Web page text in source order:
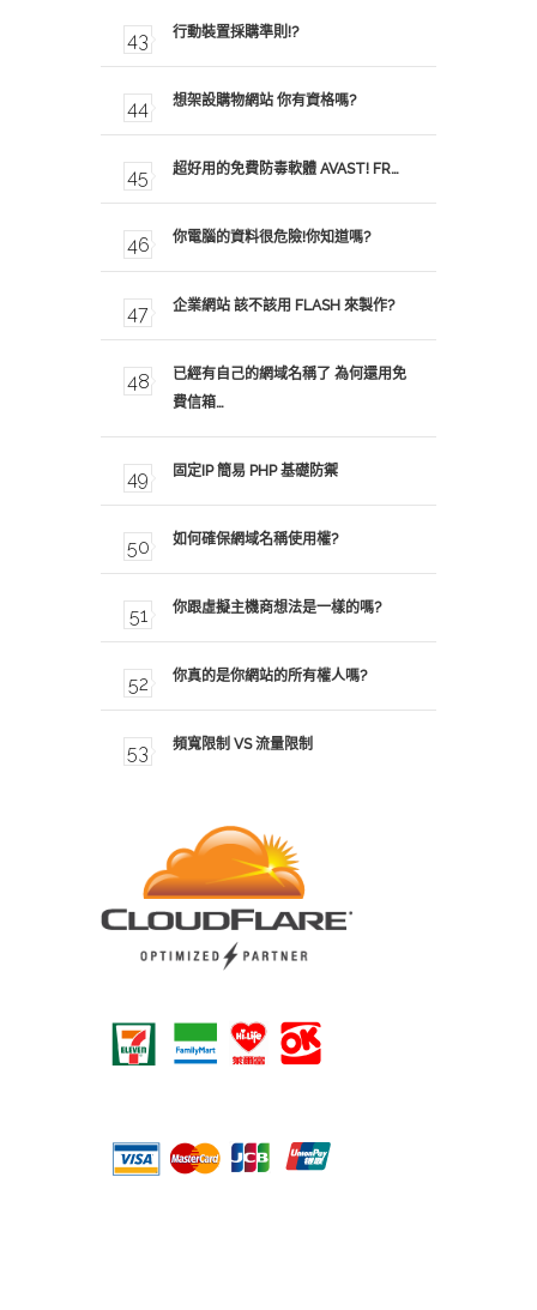
行動裝置採購準則!?
想架設購物網站 你有資格嗎?
超好用的免費防毒軟體 AVAST! FR…
你電腦的資料很危險!你知道嗎?
企業網站 該不該用 FLASH 來製作?
已經有自己的網域名稱了 為何還用免
費信箱…
固定IP 簡易 PHP 基礎防禦
如何確保網域名稱使用權?
你跟虛擬主機商想法是一樣的嗎?
你真的是你網站的所有權人嗎?
頻寬限制 VS 流量限制